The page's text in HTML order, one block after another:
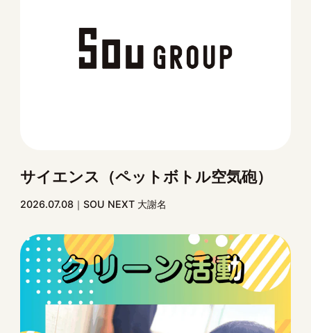
サイエンス（ペットボトル空気砲）
2026.07.08 SOU NEXT 大謝名